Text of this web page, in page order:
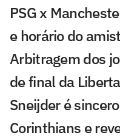
PSG x
e horário do
Arbitragem dos
de final da
Sneijder é
Corinthians e